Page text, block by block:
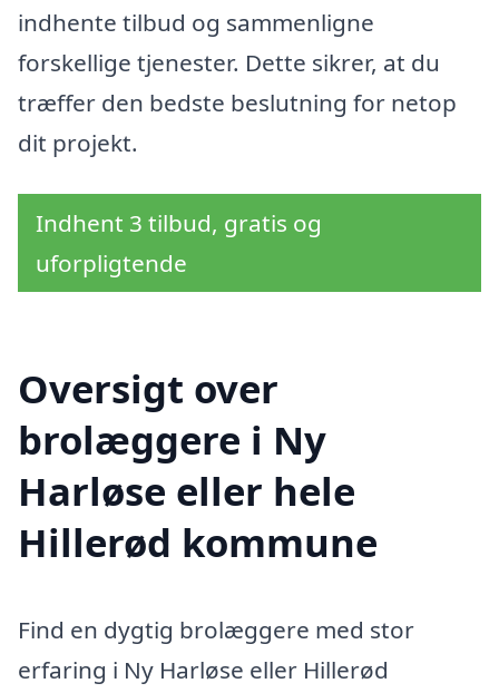
indhente tilbud og sammenligne
forskellige tjenester. Dette sikrer, at du
træffer den bedste beslutning for netop
dit projekt.
Indhent 3 tilbud, gratis og
uforpligtende
Oversigt over
brolæggere i Ny
Harløse eller hele
Hillerød kommune
Find en dygtig brolæggere med stor
erfaring i Ny Harløse eller Hillerød